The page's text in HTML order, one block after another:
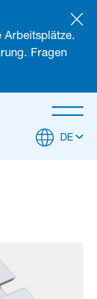
Arbeitsplätze.
Fragen
DE